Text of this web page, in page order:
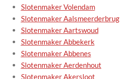
Slotenmaker Volendam
Slotenmaker Aalsmeerderbrug
Slotenmaker Aartswoud
Slotenmaker Abbekerk
Slotenmaker Abbenes
Slotenmaker Aerdenhout
Slotenmaker Akersloot